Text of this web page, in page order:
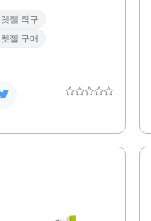
젤 직구
젤 구매